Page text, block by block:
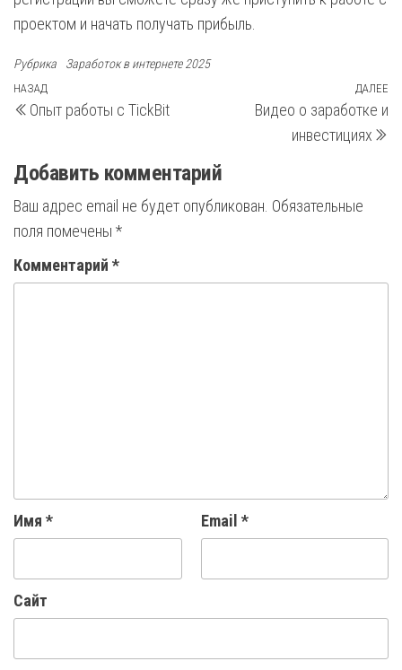
проектом и начать получать прибыль.
Рубрика Заработок в интернете 2025
Навигация
по
Предыдущая
запись
НАЗАД
Опыт работы с TickBit
ДАЛЕЕ
Видео о заработке и
инвестициях
Добавить комментарий
Ваш адрес email не будет опубликован. Обязательные
поля помечены *
Комментарий *
Имя * Email *
Сайт